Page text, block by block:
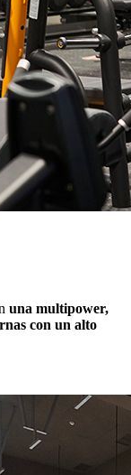
una multipower,
con un alto